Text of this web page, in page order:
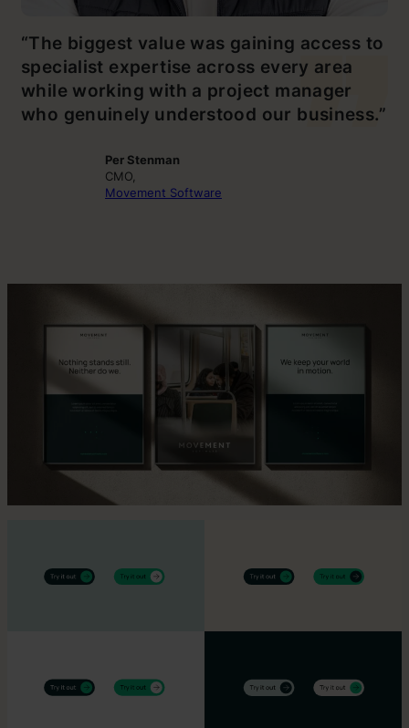
“The biggest value was gaining access to
specialist expertise across every area
while working with a project manager
who genuinely understood our business.”
Per Stenman
CMO,
Movement Software